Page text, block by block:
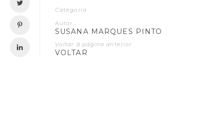
Categoria
Autor
SUSANA MARQUES PINTO
Voltar à página anterior
VOLTAR